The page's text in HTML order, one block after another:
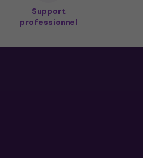
Support
professionnel